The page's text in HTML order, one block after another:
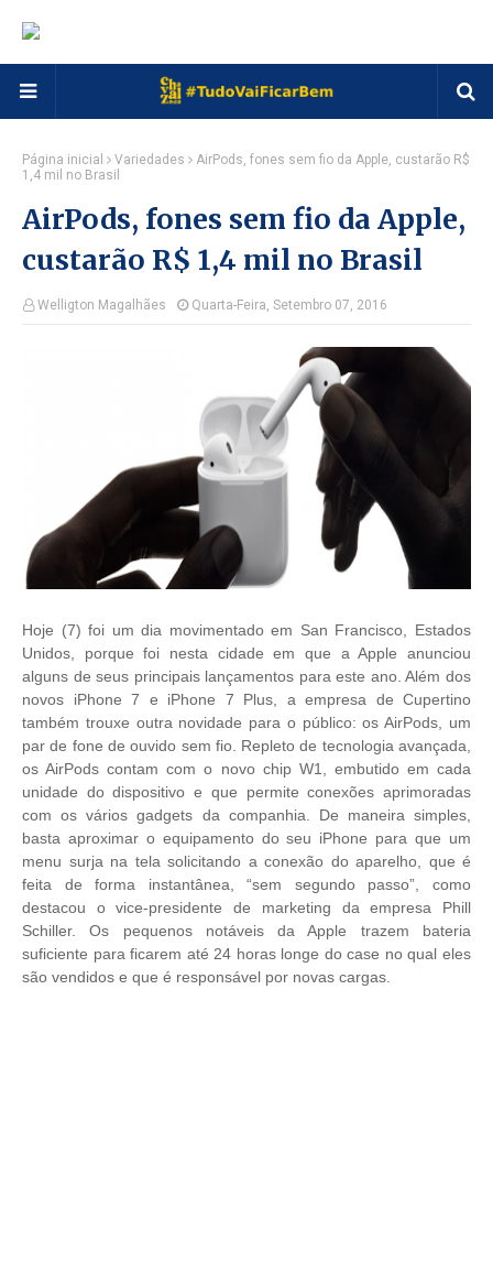
Página inicial Variedades
AirPods, fones sem fio da Apple, custarão R$
1,4 mil no Brasil
AirPods, fones sem fio da Apple,
custarão R$ 1,4 mil no Brasil
Welligton Magalhães Quarta-Feira, Setembro 07, 2016
Hoje (7) foi um dia movimentado em San Francisco, Estados
Unidos, porque foi nesta cidade em que a Apple anunciou
alguns de seus principais lançamentos para este ano. Além dos
novos iPhone 7 e iPhone 7 Plus, a empresa de Cupertino
também trouxe outra novidade para o público: os AirPods, um
par de fone de ouvido sem fio. Repleto de tecnologia avançada,
os AirPods contam com o novo chip W1, embutido em cada
unidade do dispositivo e que permite conexões aprimoradas
com os vários gadgets da companhia. De maneira simples,
basta aproximar o equipamento do seu iPhone para que um
menu surja na tela solicitando a conexão do aparelho, que é
feita de forma instantânea, “sem segundo passo”, como
destacou o vice-presidente de marketing da empresa Phill
Schiller. Os pequenos notáveis da Apple trazem bateria
suficiente para ficarem até 24 horas longe do case no qual eles
são vendidos e que é responsável por novas cargas.